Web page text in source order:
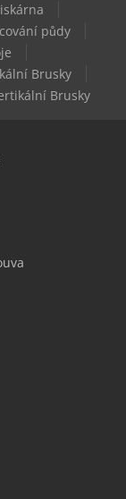
půdy
Brusky
Brusky